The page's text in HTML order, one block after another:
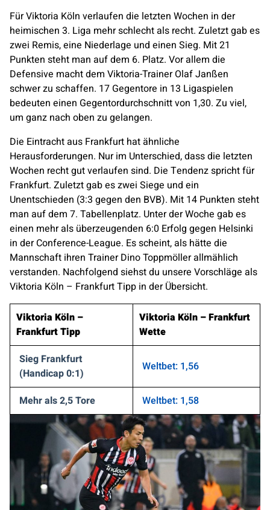
Für Viktoria Köln verlaufen die letzten Wochen in der
heimischen 3. Liga mehr schlecht als recht. Zuletzt gab es
zwei Remis, eine Niederlage und einen Sieg. Mit 21
Punkten steht man auf dem 6. Platz. Vor allem die
Defensive macht dem Viktoria-Trainer Olaf Janßen
schwer zu schaffen. 17 Gegentore in 13 Ligaspielen
bedeuten einen Gegentordurchschnitt von 1,30. Zu viel,
um ganz nach oben zu gelangen.
Die Eintracht aus Frankfurt hat ähnliche
Herausforderungen. Nur im Unterschied, dass die letzten
Wochen recht gut verlaufen sind. Die Tendenz spricht für
Frankfurt. Zuletzt gab es zwei Siege und ein
Unentschieden (3:3 gegen den BVB). Mit 14 Punkten steht
man auf dem 7. Tabellenplatz. Unter der Woche gab es
einen mehr als überzeugenden 6:0 Erfolg gegen Helsinki
in der Conference-League. Es scheint, als hätte die
Mannschaft ihren Trainer Dino Toppmöller allmählich
verstanden. Nachfolgend siehst du unsere Vorschläge als
Viktoria Köln – Frankfurt Tipp in der Übersicht.
Viktoria Köln –
Frankfurt Tipp
Viktoria Köln – Frankfurt
Wette
Sieg Frankfurt
(Handicap 0:1)
Weltbet: 1,56
Mehr als 2,5 Tore Weltbet: 1,58